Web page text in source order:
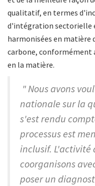
qualitatif, en termes
d'intégration sectorielle
harmonisées en matière
carbone, conformément
en la matière.
" Nous avons
nationale sur la
s'est rendu
processus est
inclusif.
coorganisons
poser un